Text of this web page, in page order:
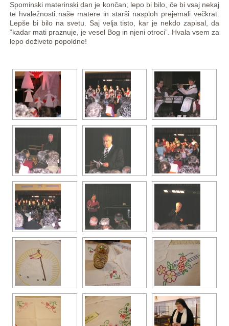
Spominski materinski dan je končan; lepo bi bilo, če bi vsaj nekaj
te hvaležnosti naše matere in starši nasploh prejemali večkrat.
Lepše bi bilo na svetu. Saj velja tisto, kar je nekdo zapisal, da
“kadar mati praznuje, je vesel Bog in njeni otroci”. Hvala vsem za
lepo doživeto popoldne!